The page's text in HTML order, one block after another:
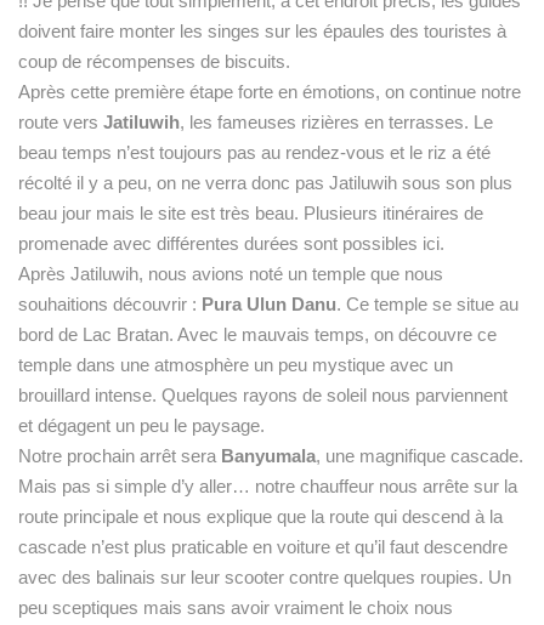
doivent faire monter les singes sur les épaules des touristes à
coup de récompenses de biscuits.
Après cette première étape forte en émotions, on continue notre
route vers Jatiluwih, les fameuses rizières en terrasses. Le
beau temps n’est toujours pas au rendez-vous et le riz a été
récolté il y a peu, on ne verra donc pas Jatiluwih sous son plus
beau jour mais le site est très beau. Plusieurs itinéraires de
promenade avec différentes durées sont possibles ici.
Après Jatiluwih, nous avions noté un temple que nous
souhaitions découvrir : Pura Ulun Danu. Ce temple se situe au
bord de Lac Bratan. Avec le mauvais temps, on découvre ce
temple dans une atmosphère un peu mystique avec un
brouillard intense. Quelques rayons de soleil nous parviennent
et dégagent un peu le paysage.
Notre prochain arrêt sera Banyumala, une magnifique cascade.
Mais pas si simple d’y aller… notre chauffeur nous arrête sur la
route principale et nous explique que la route qui descend à la
cascade n’est plus praticable en voiture et qu’il faut descendre
avec des balinais sur leur scooter contre quelques roupies. Un
peu sceptiques mais sans avoir vraiment le choix nous